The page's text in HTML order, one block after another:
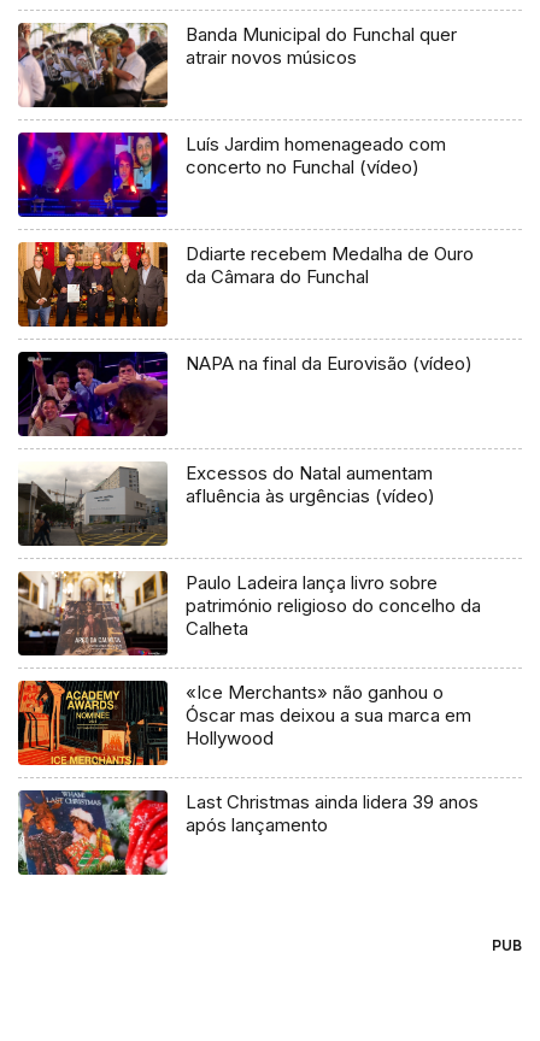
Banda Municipal do Funchal quer
atrair novos músicos
Luís Jardim homenageado com
concerto no Funchal (vídeo)
Ddiarte recebem Medalha de Ouro
da Câmara do Funchal
NAPA na final da Eurovisão (vídeo)
Excessos do Natal aumentam
afluência às urgências (vídeo)
Paulo Ladeira lança livro sobre
património religioso do concelho da
Calheta
«Ice Merchants» não ganhou o
Óscar mas deixou a sua marca em
Hollywood
Last Christmas ainda lidera 39 anos
após lançamento
PUB